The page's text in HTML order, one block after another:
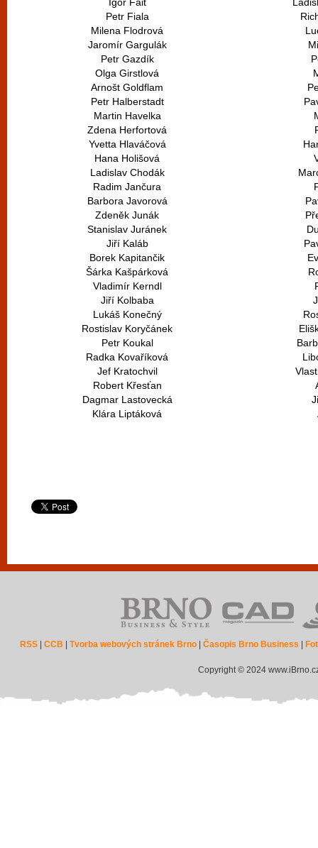
Petr Fiala
Milena Flodrová
Jaromír Gargulák
Petr Gazdík
Olga Girstlová
Arnošt Goldflam
Petr Halberstadt
Martin Havelka
Zdena Herfortová
Yvetta Hlaváčová
Hana Holišová
Ladislav Chodák
Radim Jančura
Barbora Javorová
Zdeněk Junák
Stanislav Juránek
Jiří Kaláb
Borek Kapitančik
Šárka Kašpárková
Vladimír Kerndl
Jiří Kolbaba
Lukáš Konečný
Rostislav Koryčánek
Petr Koukal
Radka Kovaříková
Jef Kratochvil
Robert Křesťan
Dagmar Lastovecká
Klára Liptáková
RSS| CCB Tvorba webových stránek Brno| Časopis Brno Business
Copyright © 2024